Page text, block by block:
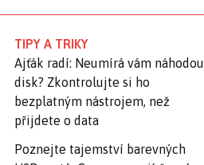
TIPY A TRIKY
Ajťák radí: Neumírá vám náhodou
disk? Zkontrolujte si ho
bezplatným nástrojem, než
přijdete o data
Poznejte tajemství barevných